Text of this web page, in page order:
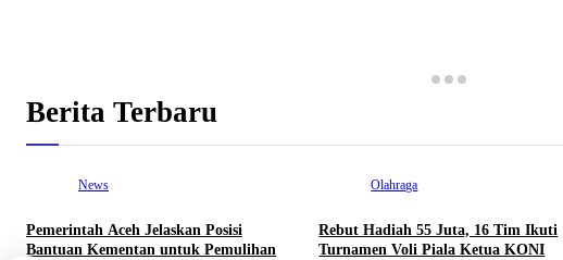
Berita Terbaru
News
Pemerintah Aceh Jelaskan Posisi
Bantuan Kementan untuk Pemulihan
Olahraga
Rebut Hadiah 55 Juta, 16 Tim Ikuti
Turnamen Voli Piala Ketua KONI